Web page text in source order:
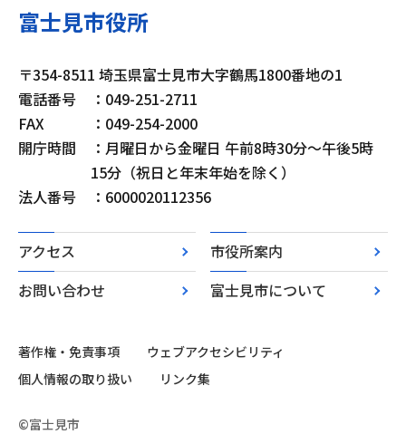
富士見市役所
〒354-8511 埼玉県富士見市大字鶴馬1800番地の1
電話番号
：049-251-2711
FAX
：049-254-2000
開庁時間
：月曜日から金曜日 午前8時30分～午後5時
15分（祝日と年末年始を除く）
法人番号
：6000020112356
アクセス
市役所案内
お問い合わせ
富士見市について
著作権・免責事項
ウェブアクセシビリティ
個人情報の取り扱い
リンク集
©富士見市